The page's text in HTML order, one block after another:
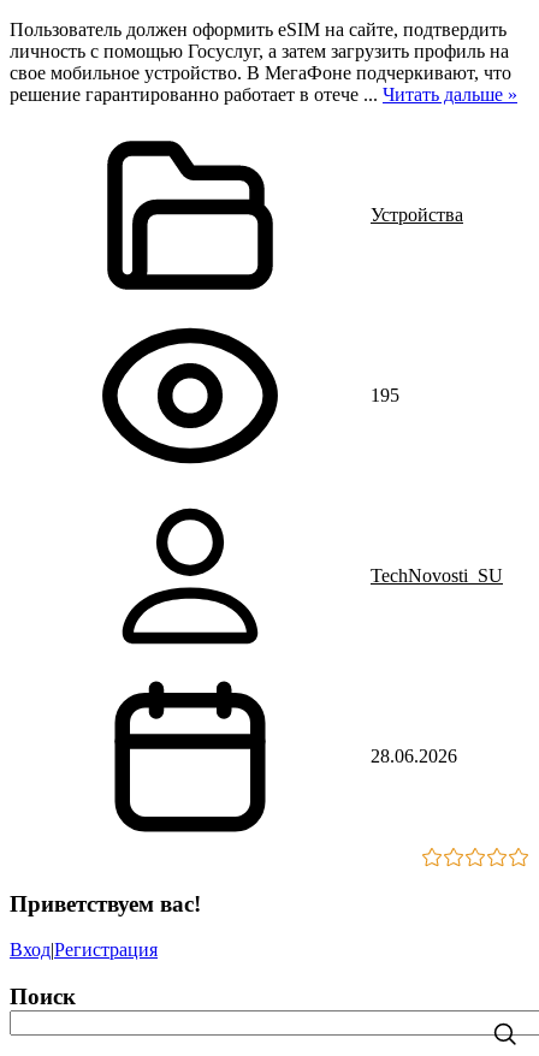
Пользователь должен оформить eSIM на сайте, подтвердить
личность с помощью Госуслуг, а затем загрузить профиль на
свое мобильное устройство. В МегаФоне подчеркивают, что
решение гарантированно работает в отече ... Читать дальше »
Устройства
195
TechNovosti_SU
28.06.2026
Приветствуем вас!
Вход|Регистрация
Поиск